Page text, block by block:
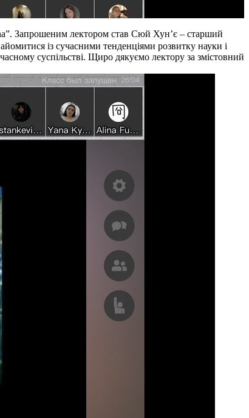
Запрошеним лектором став Сюй Хун’є – старший
із сучасними тенденціями розвитку науки і
суспільстві. Щиро дякуємо лектору за змістовний